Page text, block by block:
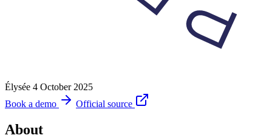
Élysée 4 October 2025
Book a demo
Official source
About